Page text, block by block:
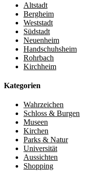
Altstadt
Bergheim
Weststadt
Südstadt
Neuenheim
Handschuhsheim
Rohrbach
Kirchheim
Kategorien
Wahrzeichen
Schloss & Burgen
Museen
Kirchen
Parks & Natur
Universität
Aussichten
Shopping